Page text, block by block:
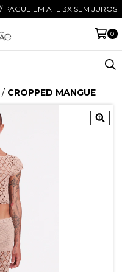
EM ATE 3X SEM JUROS
0
/ CROPPED MANGUE